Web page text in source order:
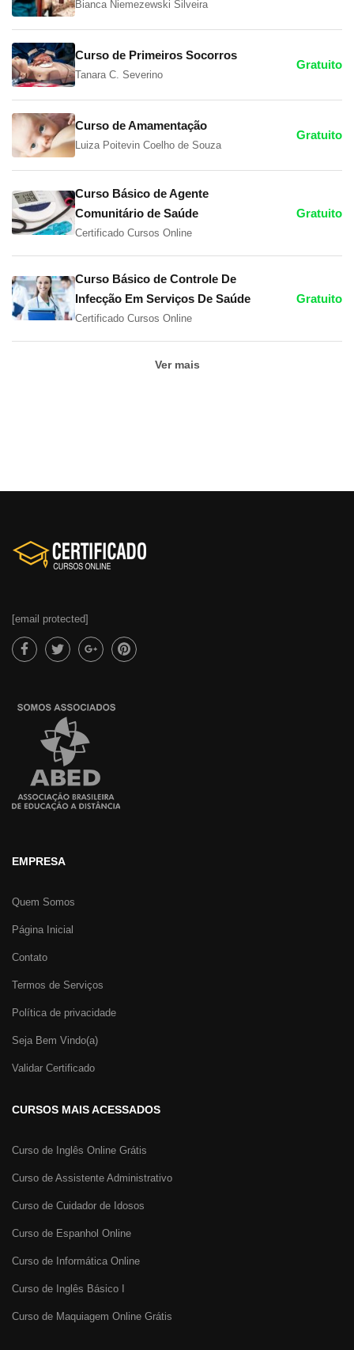
Bianca Niemezewski Silveira
Curso de Primeiros Socorros
Tanara C. Severino
Gratuito
Curso de Amamentação
Luiza Poitevin Coelho de Souza
Gratuito
Curso Básico de Agente
Comunitário de Saúde
Certificado Cursos Online
Gratuito
Curso Básico de Controle De
Infecção Em Serviços De Saúde
Certificado Cursos Online
Gratuito
Ver mais
[email protected]
EMPRESA
Quem Somos
Página Inicial
Contato
Termos de Serviços
Política de privacidade
Seja Bem Vindo(a)
Validar Certificado
CURSOS MAIS ACESSADOS
Curso de Inglês Online Grátis
Curso de Assistente Administrativo
Curso de Cuidador de Idosos
Curso de Espanhol Online
Curso de Informática Online
Curso de Inglês Básico I
Curso de Maquiagem Online Grátis